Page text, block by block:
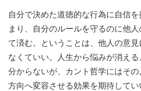
自分で決めた道徳的な行為に自信
まり、自分のルールを守るのに他人
て済む。ということは、他人の意
なくていい。人生から悩みが消え
分からないが、カント哲学にはそ
方向へ変容させる効果を期待して